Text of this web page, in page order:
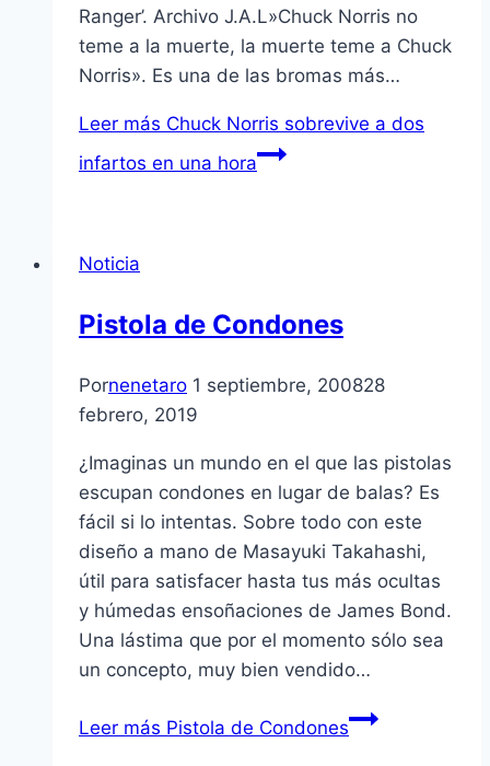
Ranger’. Archivo J.A.L»Chuck Norris no
teme a la muerte, la muerte teme a Chuck
Norris». Es una de las bromas más…
Leer más Chuck Norris sobrevive a dos
infartos en una hora
Noticia
Pistola de Condones
Pornenetaro 1 septiembre, 200828
febrero, 2019
¿Imaginas un mundo en el que las pistolas
escupan condones en lugar de balas? Es
fácil si lo intentas. Sobre todo con este
diseño a mano de Masayuki Takahashi,
útil para satisfacer hasta tus más ocultas
y húmedas ensoñaciones de James Bond.
Una lástima que por el momento sólo sea
un concepto, muy bien vendido…
Leer más Pistola de Condones